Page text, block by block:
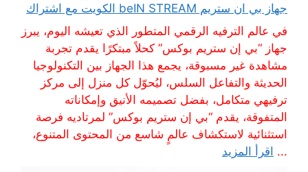
جهاز بي ان ستريم beIN STREAM الكويت مع اشتراك
في عالم الترفيه الرقمي المتطور الذي تعيشه اليوم، يبرز
جهاز “بي إن ستريم بوكس” كحلاً مبتكرًا يقدم تجربة
مشاهدة غير مسبوقة، يجمع هذا الجهاز بين التكنولوجيا
الحديثة والتفاعل السلس، ليُحوّل كل منزل إلى مركز
ترفيهي متكامل، بفضل تصميمه الأنيق وإمكاناته
المتفوقة، يقدم “بي إن ستريم بوكس” لمرتاديه فرصة
استثنائية لاستكشاف عالمٍ شاسع من المحتوى المتنوع،
... اقرأ المزيد